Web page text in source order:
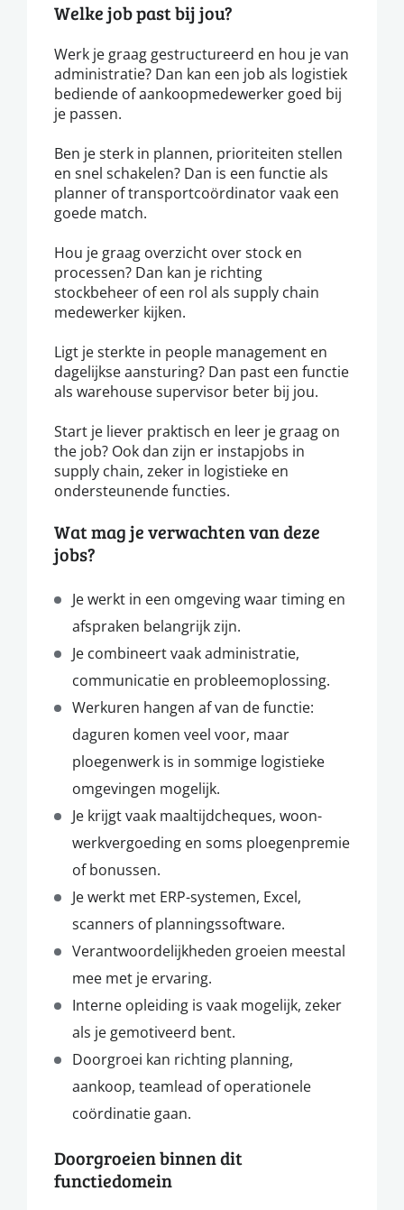
Welke job past bij jou?
Werk je graag gestructureerd en hou je van
administratie? Dan kan een job als logistiek
bediende of aankoopmedewerker goed bij
je passen.
Ben je sterk in plannen, prioriteiten stellen
en snel schakelen? Dan is een functie als
planner of transportcoördinator vaak een
goede match.
Hou je graag overzicht over stock en
processen? Dan kan je richting
stockbeheer of een rol als supply chain
medewerker kijken.
Ligt je sterkte in people management en
dagelijkse aansturing? Dan past een functie
als warehouse supervisor beter bij jou.
Start je liever praktisch en leer je graag on
the job? Ook dan zijn er instapjobs in
supply chain, zeker in logistieke en
ondersteunende functies.
Wat mag je verwachten van deze
jobs?
Je werkt in een omgeving waar timing en
afspraken belangrijk zijn.
Je combineert vaak administratie,
communicatie en probleemoplossing.
Werkuren hangen af van de functie:
daguren komen veel voor, maar
ploegenwerk is in sommige logistieke
omgevingen mogelijk.
Je krijgt vaak maaltijdcheques, woon-
werkvergoeding en soms ploegenpremie
of bonussen.
Je werkt met ERP-systemen, Excel,
scanners of planningssoftware.
Verantwoordelijkheden groeien meestal
mee met je ervaring.
Interne opleiding is vaak mogelijk, zeker
als je gemotiveerd bent.
Doorgroei kan richting planning,
aankoop, teamlead of operationele
coördinatie gaan.
Doorgroeien binnen dit
functiedomein